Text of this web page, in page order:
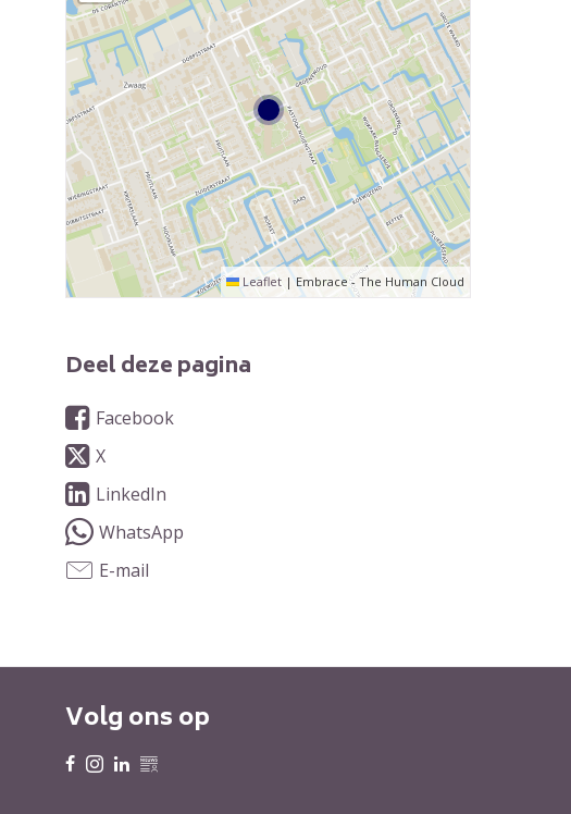
Leaflet | Embrace - The Human Cloud
Deel deze pagina
Facebook
X
LinkedIn
WhatsApp
E-mail
Volg ons op